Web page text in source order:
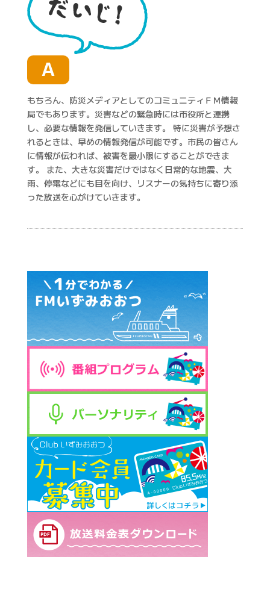
A
もちろん、防災メディアとしてのコミュニティＦＭ情報
局でもあります。災害などの緊急時には市役所と連携
し、必要な情報を発信していきます。 特に災害が予想さ
れるときは、早めの情報発信が可能です。市民の皆さん
に情報が伝われば、被害を最小限にすることができま
す。 また、大きな災害だけではなく日常的な地震、大
雨、停電などにも目を向け、リスナーの気持ちに寄り添
った放送を心がけていきます。